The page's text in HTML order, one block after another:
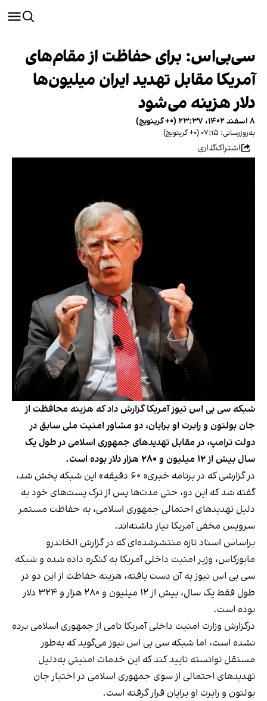
سی‌بی‌اس: برای حفاظت از مقام‌های
آمریکا مقابل تهدید ایران میلیون‌ها
دلار هزینه می‌شود
۸ اسفند ۱۴۰۲، ۲۳:۳۷ (‎+۰ گرینویچ)
به‌روزرسانی: ۰۷:۱۵ (‎+۰ گرینویچ)
اشتراک‌گذاری
شبکه سی بی اس نیوز آمریکا گزارش داد که هزینه محافظت از
جان بولتون و رابرت او برایان، دو مشاور امنیت ملی سابق در
دولت ترامپ، در مقابل تهدیدهای جمهوری اسلامی در طول یک
سال بیش از ۱۲ میلیون و ۲۸۰ هزار دلار بوده است.
در گزارشی که در برنامه خبری« ۶۰ دقیقه» این شبکه پخش شد،
گفته شد که این دو، حتی مدت‌ها پس از ترک پست‌های خود به
دلیل تهدیدهای احتمالی جمهوری اسلامی، به حفاظت مستمر
سرویس مخفی آمریکا نیاز داشته‌اند.
براساس اسناد تازه منتشرشده‌ای که در گزارش الخاندرو
مایورکاس، وزیر امنیت داخلی آمریکا به کنگره داده شده و شبکه
سی بی اس نیوز به آن دست یافته، هزینه حفاظت از این دو در
طول فقط یک سال، بیش از ۱۲ میلیون و ۲۸۰ هزار و ۳۲۴ دلار
بوده است.
درگزارش وزارت امنیت داخلی آمریکا نامی از جمهوری اسلامی برده
نشده است، اما شبکه سی بی اس نیوز می‌گوید که به‌طور
مستقل توانسته تایید کند که این خدمات امنیتی به‌دلیل
تهدیدهای احتمالی از سوی جمهوری اسلامی در اختیار جان
بولتون و رابرت او برایان قرار گرفته است.